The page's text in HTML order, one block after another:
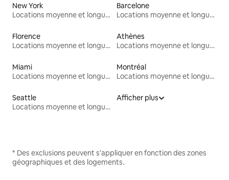
New York
Locations moyenne et longue durée
Barcelone
Locations moyenne et longue durée
Florence
Locations moyenne et longue durée
Athènes
Locations moyenne et longue durée
Miami
Locations moyenne et longue durée
Montréal
Locations moyenne et longue durée
Seattle
Locations moyenne et longue durée
Afficher plus
* Des exclusions peuvent s'appliquer en fonction des zones
géographiques et des logements.